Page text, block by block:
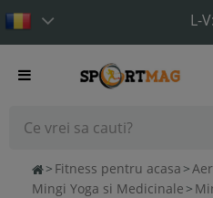
L-
Toggle
> Fitness pentru acasa >
Mingi Yoga si Medicinale >